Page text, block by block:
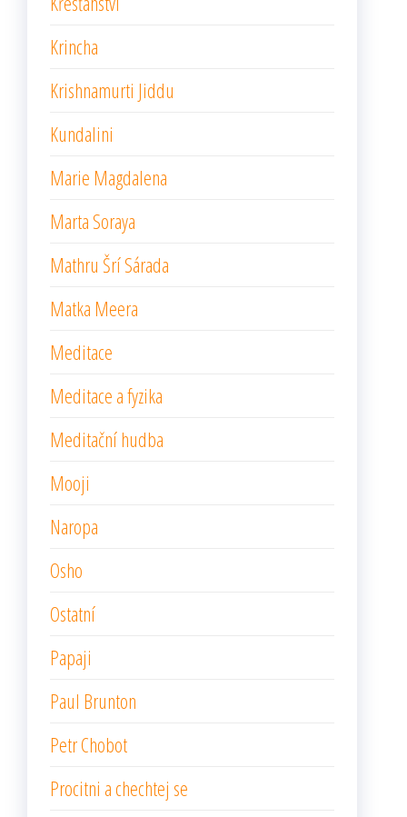
Krincha
Krishnamurti Jiddu
Kundalini
Marie Magdalena
Marta Soraya
Mathru Šrí Sárada
Matka Meera
Meditace
Meditace a fyzika
Meditační hudba
Mooji
Naropa
Osho
Ostatní
Papaji
Paul Brunton
Petr Chobot
Procitni a chechtej se